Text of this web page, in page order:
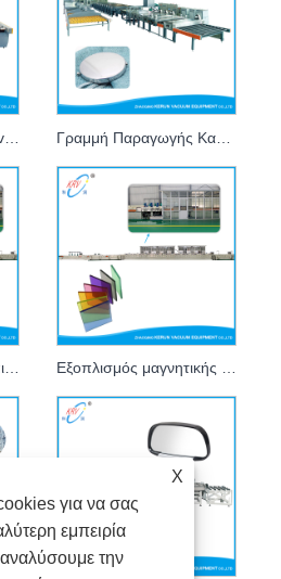
Γραμμή Παραγωγής Silver Mirror
Γραμμή Παραγωγής Επικάλυψης Βιμέ Γυαλιού Magnetron
X
για να σας
εμπειρία
την